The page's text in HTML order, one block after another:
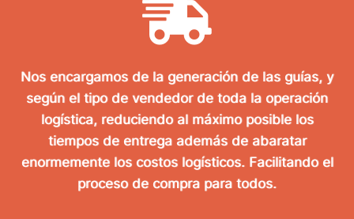
Nos encargamos de la generación de las guías, y
según el tipo de vendedor de toda la operación
logística, reduciendo al máximo posible los
tiempos de entrega además de abaratar
enormemente los costos logísticos. Facilitando el
proceso de compra para todos.